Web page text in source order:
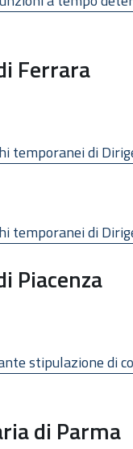
Ferrara
di
temporanei di
Piacenza
stipulazione di
di Parma